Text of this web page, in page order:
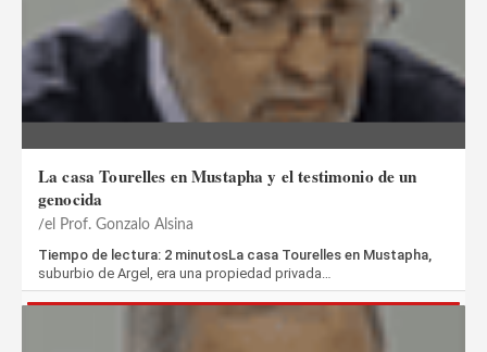
La casa Tourelles en Mustapha y el testimonio de un
genocida
el Prof. Gonzalo Alsina
Tiempo de lectura: 2 minutosLa casa Tourelles en Mustapha,
suburbio de Argel, era una propiedad privada…